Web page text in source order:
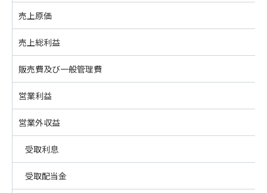
売上原価
売上総利益
販売費及び一般管理費
営業利益
営業外収益
受取利息
受取配当金